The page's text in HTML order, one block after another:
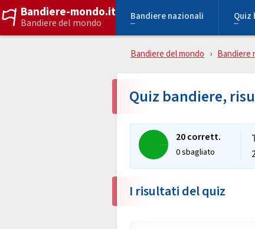
Bandiere-mondo.it
Bandiere del mondo
Bandiere nazionali Quiz
Bandiere del mondo Bandiere
Quiz bandiere,
20 corrett.
0 sbagliato
I risultati del quiz